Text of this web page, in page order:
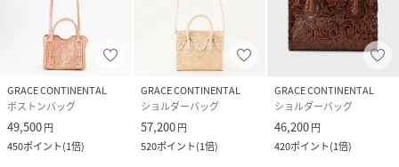
GRACE CONTINENTAL
ボストンバッグ
49,500円
450ポイント(1倍)
GRACE CONTINENTAL
ショルダーバッグ
57,200円
520ポイント(1倍)
GRACE CONTINENTAL
ショルダーバッグ
46,200円
420ポイント(1倍)